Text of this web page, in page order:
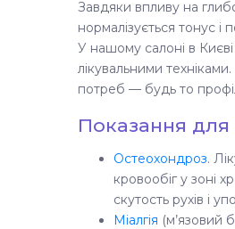
Завдяки впливу на
нормалізується тонус і
У нашому салоні в Києві
лікувальними
потреб — будь то
Показання
Остеохондроз.
кровообіг у зоні
скутость рухів і
Міалгія (м’язовий